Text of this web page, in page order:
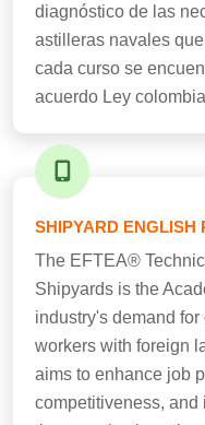
diagnóstico de las
astilleras navales
cada curso se
acuerdo Ley
SHIPYARD ENGLISH
The EFTEA®
Shipyards is the
industry's demand
workers with foreign
aims to enhance job
competitiveness,